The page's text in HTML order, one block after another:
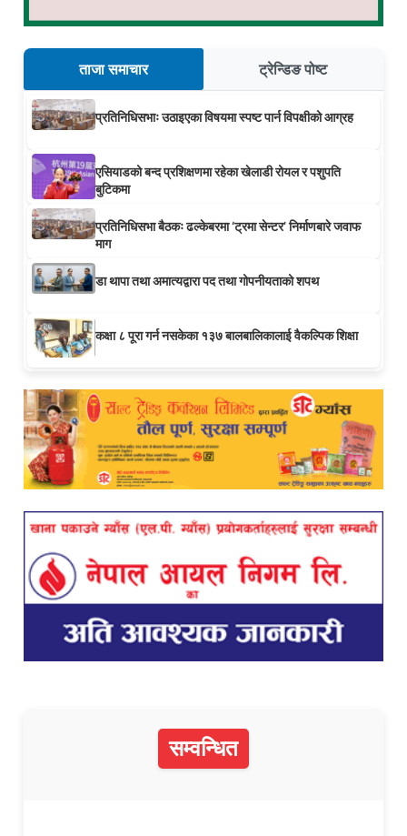
ताजा समाचार ट्रेन्डिङ पोष्ट
प्रतिनिधिसभाः उठाइएका विषयमा स्पष्ट पार्न विपक्षीको आग्रह
एसियाडको बन्द प्रशिक्षणमा रहेका खेलाडी रोयल र पशुपति
बुटिकमा
प्रतिनिधिसभा बैठकः ढल्केबरमा ‘ट्रमा सेन्टर’ निर्माणबारे जवाफ
माग
डा थापा तथा अमात्यद्वारा पद तथा गोपनीयताको शपथ
कक्षा ८ पूरा गर्न नसकेका १३७ बालबालिकालाई वैकल्पिक शिक्षा
सम्वन्धित